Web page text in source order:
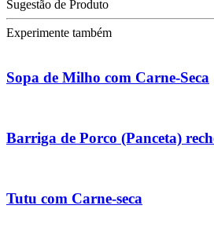
Sugestão de Produto
Experimente também
Sopa de Milho com Carne-Seca
Barriga de Porco (Panceta)
Tutu com Carne-seca